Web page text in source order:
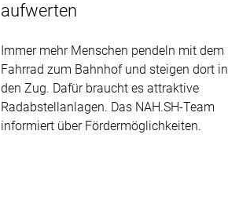
aufwerten
Immer mehr Menschen pendeln mit dem
Fahrrad zum Bahnhof und steigen dort in
den Zug. Dafür braucht es attraktive
Radabstellanlagen. Das NAH.SH-Team
informiert über Fördermöglichkeiten.